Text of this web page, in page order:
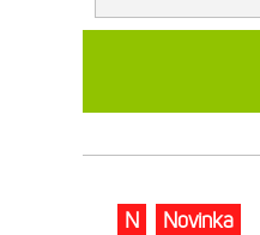
N
Novinka